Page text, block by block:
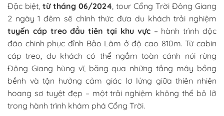
Đặc biệt, từ tháng 06/2024 , tour Cổng Trời Đông Giang
2 ngày 1 đêm sẽ chính thức đưa du khách trải nghiệm
tuyến cáp treo đầu tiên tại khu vực– hành trình độc
đáo chinh phục đỉnh Bảo Lâm ở độ cao 810m. Từ cabin
cáp treo, du khách có thể ngắm toàn cảnh núi rừng
Đông Giang hùng vĩ, băng qua những tầng mây bồng
bềnh và tận hưởng cảm giác lơ lửng giữa thiên nhiên
hoang sơ tuyệt đẹp – một trải nghiệm không thể bỏ lỡ
trong hành trình khám phá Cổng Trời.